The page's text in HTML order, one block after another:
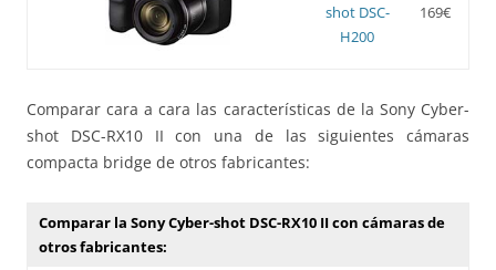
shot DSC-
H200
169€
Comparar cara a cara las características de la Sony Cyber-
shot DSC-RX10 II con una de las siguientes cámaras
compacta bridge de otros fabricantes:
Comparar la Sony Cyber-shot DSC-RX10 II con cámaras de
otros fabricantes: